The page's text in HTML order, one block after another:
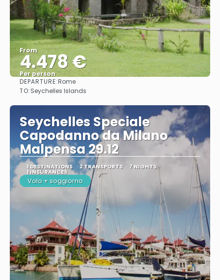
From
4.478 €
Per person
DEPARTURE:Rome
TO:Seychelles Islands
Seychelles Speciale
Capodanno da Milano
Malpensa 29.12
1 DESTINATIONS 2 TRANSPORTS 7 NIGHTS
1 INSURANCES
Volo + soggiorno